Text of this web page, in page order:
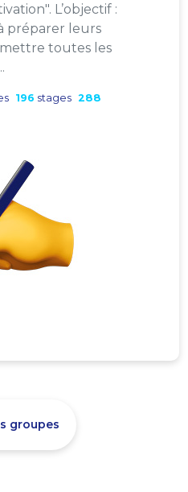
L’objectif :
préparer leurs
toutes les
196 stages 288
groupes